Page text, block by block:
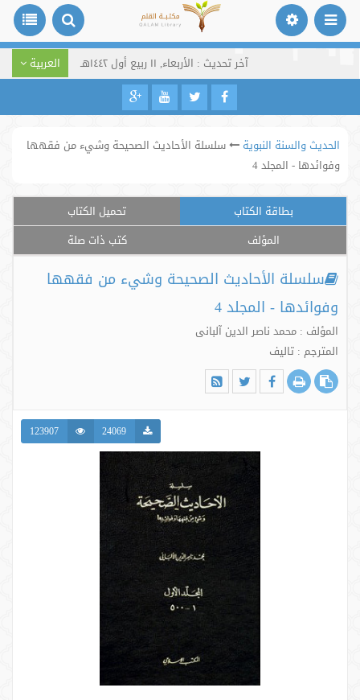
آخر تحديث : الأربعاء, ١١ ربيع أول ١٤٤٢هـ العربية
الحديث والسنة النبوية
سلسلة الأحاديث الصحيحة وشيء من فقهها
وفوائدها - المجلد 4
بطاقة الكتاب
تحميل الكتاب
المؤلف
كتب ذات صلة
سلسلة الأحاديث الصحيحة وشيء من فقهها
وفوائدها - المجلد 4
المؤلف : محمد ناصر الدین آلبانی
المترجم : تالیف
24069
123907